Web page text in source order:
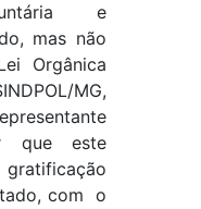
e
mas não
Orgânica
MG,
que este
com o